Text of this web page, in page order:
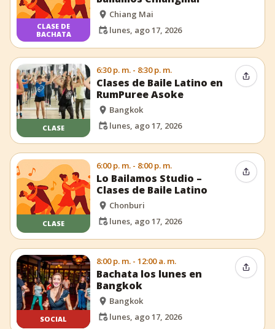
CLASE DE
BACHATA
Chiang Mai
lunes, ago 17, 2026
CLASE
6:30 p. m. - 8:30 p. m.
Clases de Baile Latino en
RumPuree Asoke
Bangkok
lunes, ago 17, 2026
CLASE
6:00 p. m. - 8:00 p. m.
Lo Bailamos Studio –
Clases de Baile Latino
Chonburi
lunes, ago 17, 2026
SOCIAL
8:00 p. m. - 12:00 a. m.
Bachata los lunes en
Bangkok
Bangkok
lunes, ago 17, 2026